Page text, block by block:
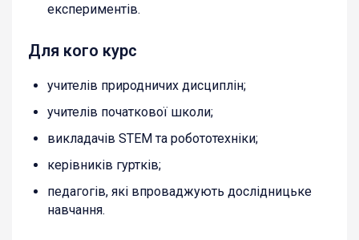
експериментів.
Для кого курс
учителів природничих дисциплін;
учителів початкової школи;
викладачів STEM та робототехніки;
керівників гуртків;
педагогів, які впроваджують дослідницьке
навчання.